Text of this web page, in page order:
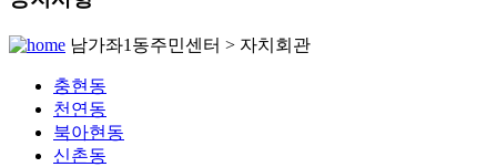
남가좌1동주민센터 > 자치회관
충현동
천연동
북아현동
신촌동